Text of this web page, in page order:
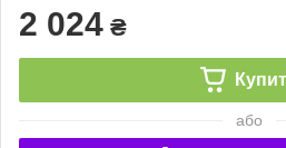
2 024 ₴
або